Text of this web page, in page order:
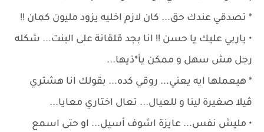
* تصدقي عندك حق... كان لازم اخليه يزود مليون كمان !!
• ياربي عليك يا حسن !! انا بجد قلقانة على البنت... شكله
رجل مش سهل و ممكن يأ*ذيها...
* هيعملها ايه يعني... روقي كده... بقولك انا هشتري
ڤيلا صغيرة لينا و للعيال... تعال اختاري معايا...
• مليش نفس... عايزة اشوف أسيل... او حتى اسمع